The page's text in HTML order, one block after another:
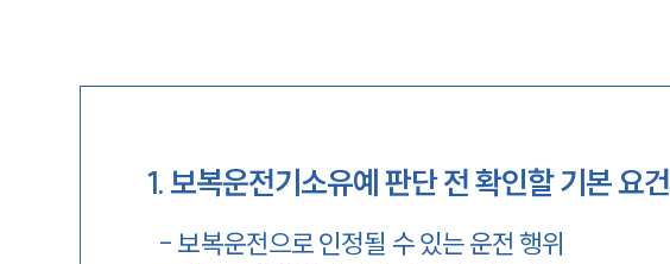
1.보복운전기소유예 판단 전 확인할 기본 요건
- 보복운전으로 인정될 수 있는 운전 행위